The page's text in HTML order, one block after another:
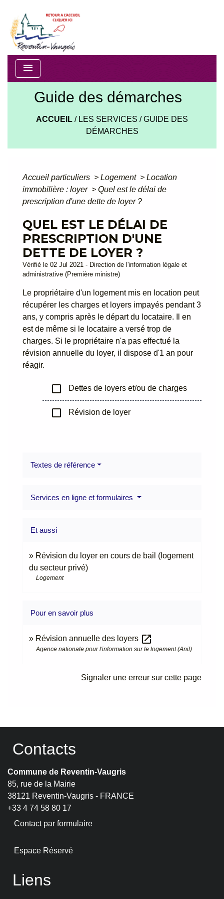
menu
Guide des démarches
ACCUEIL / LES SERVICES /GUIDE DES
DÉMARCHES
Accueil particuliers > Logement > Location
immobilière : loyer > Quel est le délai de
prescription d'une dette de loyer ?
QUEL EST LE DÉLAI DE
PRESCRIPTION D'UNE
DETTE DE LOYER ?
Vérifié le 02 Jul 2021 - Direction de l'information légale et
administrative (Première ministre)
Le propriétaire d'un logement mis en location peut
récupérer les charges et loyers impayés pendant 3
ans, y compris après le départ du locataire. Il en
est de même si le locataire a versé trop de
charges. Si le propriétaire n'a pas effectué la
révision annuelle du loyer, il dispose d'1 an pour
réagir.
check_box_outline_blank Dettes de loyers et/ou de charges
check_box_outline_blank Révision de loyer
Textes de référence
Services en ligne et formulaires
Et aussi
Révision du loyer en cours de bail (logement
du secteur privé)
Logement
Pour en savoir plus
Révision annuelle des loyers open_in_new
Agence nationale pour l'information sur le logement (Anil)
Signaler une erreur sur cette page
Contacts
Commune de Reventin-Vaugris
85, rue de la Mairie
38121 Reventin-Vaugris - FRANCE
+33 4 74 58 80 17
Contact par formulaire
Espace Réservé
Liens